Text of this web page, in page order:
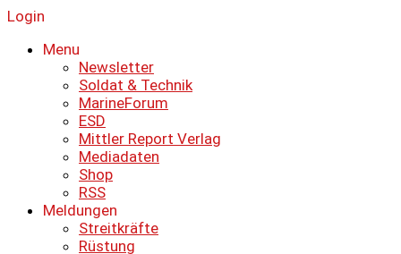
Login
Menu
Newsletter
Soldat & Technik
MarineForum
ESD
Mittler Report Verlag
Mediadaten
Shop
RSS
Meldungen
Streitkräfte
Rüstung